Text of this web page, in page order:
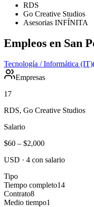
RDS
Go Creative Studios
Asesorias INFÍNITA
Empleos en San
Tecnología / Informática (IT)
Empresas
17
RDS, Go Creative Studios
Salario
$60 – $2,000
USD · 4 con salario
Tipo
Tiempo completo14
Contrato8
Medio tiempo1